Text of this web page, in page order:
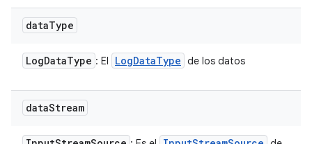
dataType
LogDataType : El LogDataType de los datos
dataStream